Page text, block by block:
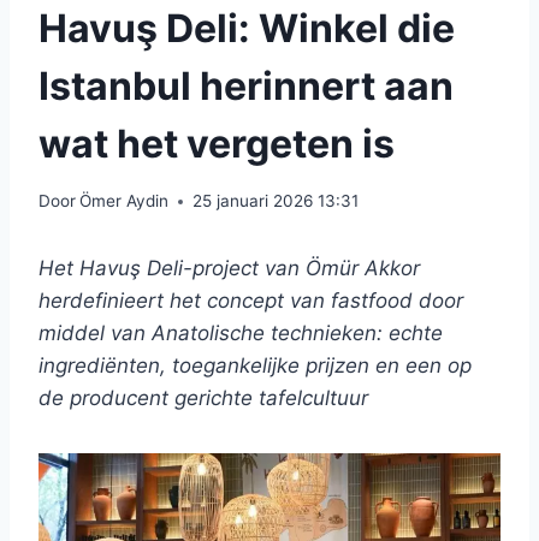
Havuş Deli: Winkel die
Istanbul herinnert aan
wat het vergeten is
DoorÖmer Aydin 25 januari 2026 13:31
Het Havuş Deli-project van Ömür Akkor
herdefinieert het concept van fastfood door
middel van Anatolische technieken: echte
ingrediënten, toegankelijke prijzen en een op
de producent gerichte tafelcultuur